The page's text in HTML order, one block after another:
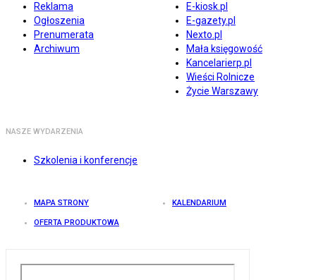
Reklama
Ogłoszenia
Prenumerata
Archiwum
E-kiosk.pl
E-gazety.pl
Nexto.pl
Mała księgowość
Kancelarierp.pl
Wieści Rolnicze
Życie Warszawy
NASZE WYDARZENIA
Szkolenia i konferencje
MAPA STRONY KALENDARIUM
OFERTA PRODUKTOWA